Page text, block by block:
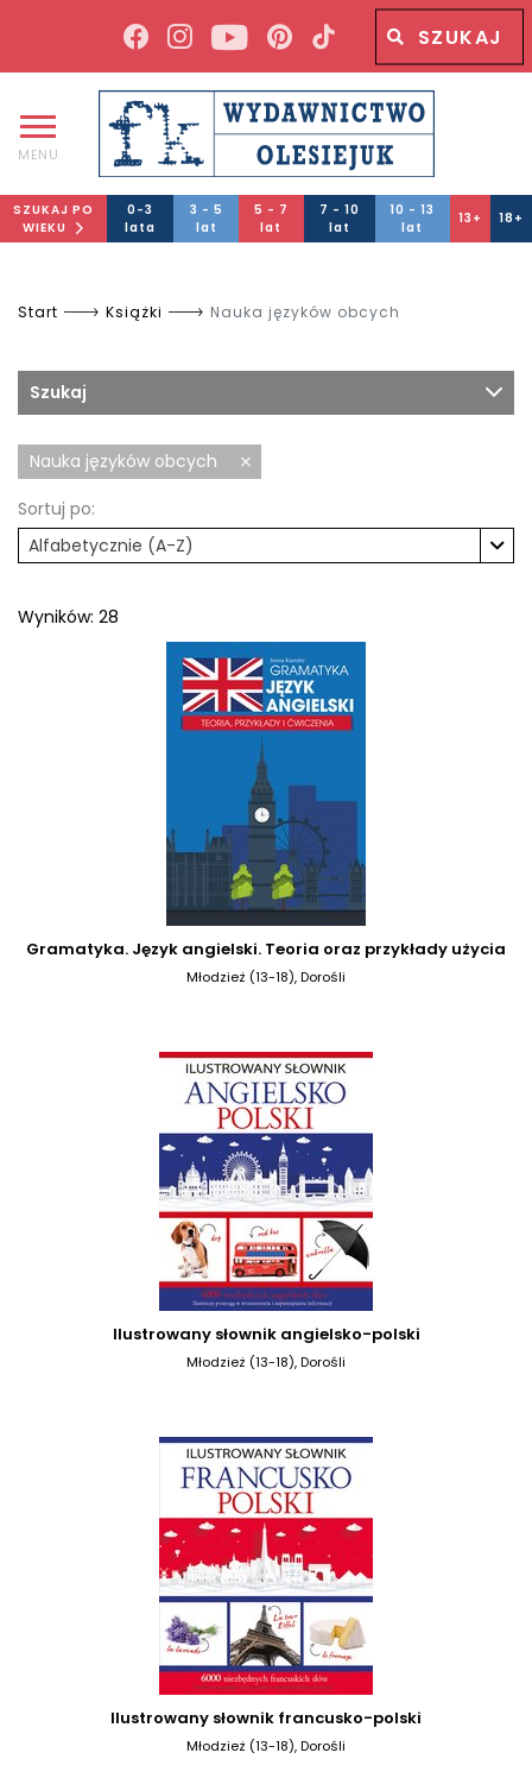
Wyszukiwana fraza
MENU
SZUKAJ PO
WIEKU
0-3
lata
3 - 5
lat
5 - 7
lat
7 - 10
lat
10 - 13
lat
13+ 18+
Start Książki Nauka języków obcych
Szukaj
Nauka języków obcych
Sortuj po:
Alfabetycznie (A-Z)
Wyników: 28
Gramatyka. Język angielski. Teoria oraz przykłady użycia
Młodzież (13-18), Dorośli
Ilustrowany słownik angielsko-polski
Młodzież (13-18), Dorośli
Ilustrowany słownik francusko-polski
Młodzież (13-18), Dorośli